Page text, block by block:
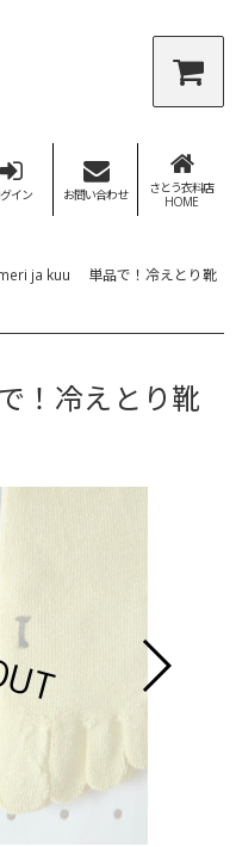
イン お問い合わせ
さとう衣料店
HOME
ja kuu 単品で！冷えとり靴
冷えとり靴